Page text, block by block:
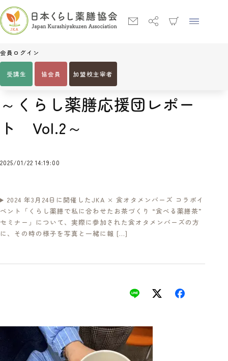
会員ログイン
受講生 協会員 加盟校主宰者
Home ～くらし薬膳応援団レポート Vol.2～
～くらし薬膳応援団レポー
ト Vol.2～
2025/01/22 14:19:00
2024 年3月24日に開催したJKA × 食オタメンバーズ コラボイ
ベント「くらし薬膳で私に合わせたお茶づくり “食べる薬膳茶”
セミナー」について、実際に参加された食オタメンバーズの方
に、その時の様子を写真と一緒に報 […]